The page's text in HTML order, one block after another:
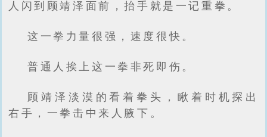
人闪到顾靖泽面前，抬手就是一记重拳。
这一拳力量很强，速度很快。
普通人挨上这一拳非死即伤。
顾靖泽淡漠的看着拳头，瞅着时机探出
右手，一拳击中来人腋下。